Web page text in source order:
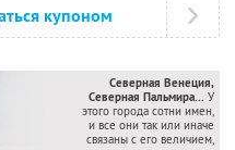
купоном
Северная Венеция,
Северная Пальмира... У
этого города сотни имен,
и все они так или иначе
связаны с его величием,